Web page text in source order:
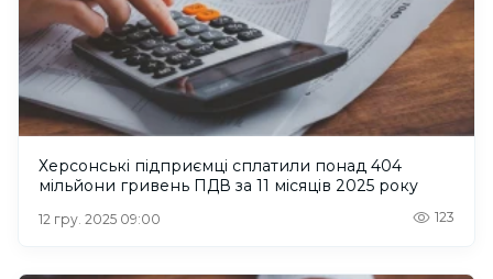
Херсонські підприємці сплатили понад 404
мільйони гривень ПДВ за 11 місяців 2025 року
12 гру. 2025 09:00 123